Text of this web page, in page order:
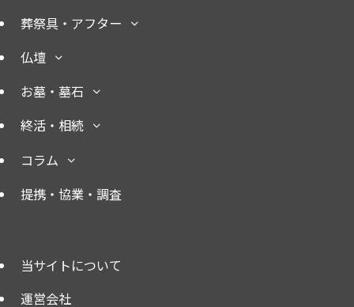
葬祭具・アフター
仏壇
お墓・墓石
終活・相続
コラム
提携・協業・調査
当サイトについて
運営会社